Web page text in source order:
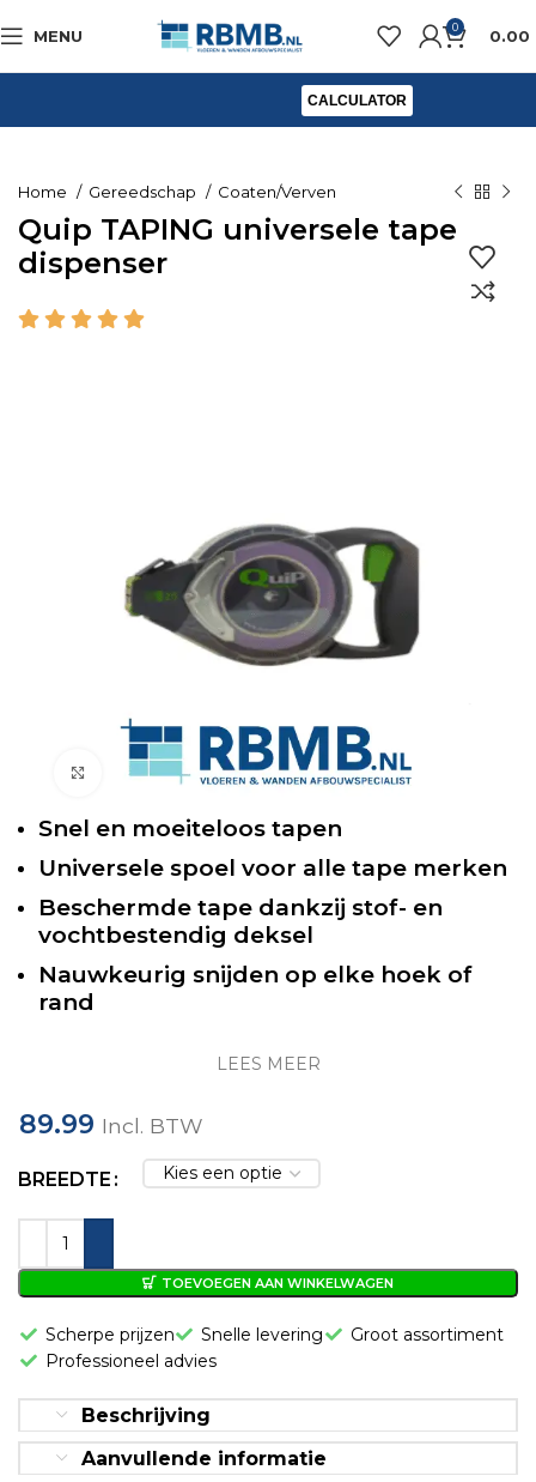
MENU 0 0.00
CALCULATOR
Home Gereedschap Coaten/Verven
Quip TAPING universele tape
dispenser
Klik om te vergroten
Snel en moeiteloos tapen
Universele spoel voor alle tape merken
Beschermde tape dankzij stof- en
vochtbestendig deksel
Nauwkeurig snijden op elke hoek of
rand
Vóór 12:00 besteld, volgende
werkdag in huis!
LEES MEER
89.99 Incl. BTW
BREEDTE
TOEVOEGEN AAN WINKELWAGEN
Scherpe prijzen Snelle levering
Groot assortiment
Professioneel advies
Beschrijving
Aanvullende informatie